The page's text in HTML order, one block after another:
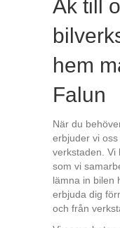
Åk till
hem
Falun
När du
erbjuder vi oss
verkstaden Vi
som vi samar
lämna in bilen
erbjuda dig fö
och från